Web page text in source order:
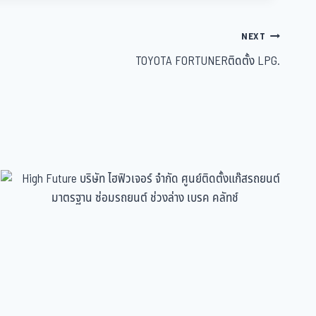
NEXT
TOYOTA FORTUNERติดตั้ง LPG.